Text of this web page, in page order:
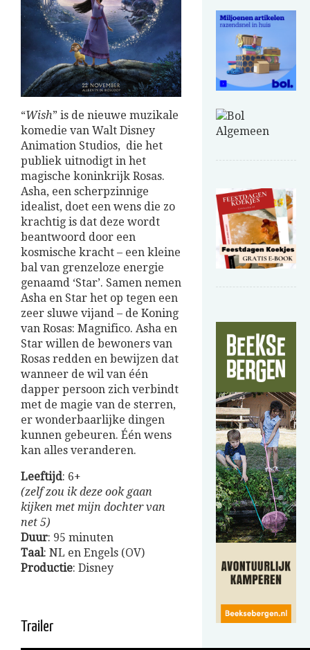
“Wish” is de nieuwe muzikale
komedie van Walt Disney
Animation Studios, die het
publiek uitnodigt in het
magische koninkrijk Rosas.
Asha, een scherpzinnige
idealist, doet een wens die zo
krachtig is dat deze wordt
beantwoord door een
kosmische kracht – een kleine
bal van grenzeloze energie
genaamd ‘Star’. Samen nemen
Asha en Star het op tegen een
zeer sluwe vijand – de Koning
van Rosas: Magnifico. Asha en
Star willen de bewoners van
Rosas redden en bewijzen dat
wanneer de wil van één
dapper persoon zich verbindt
met de magie van de sterren,
er wonderbaarlijke dingen
kunnen gebeuren. Één wens
kan alles veranderen.
Leeftijd: 6+
(zelf zou ik deze ook gaan
kijken met mijn dochter van
net 5)
Duur: 95 minuten
Taal: NL en Engels (OV)
Productie: Disney
Trailer